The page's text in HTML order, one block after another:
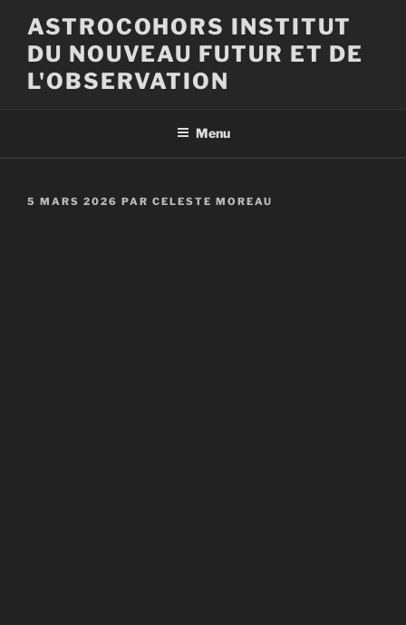
contenu
principal
ASTROCOHORS INSTITUT
DU NOUVEAU FUTUR ET DE
L'OBSERVATION
Menu
PUBLIÉ
5 MARS 2026 PAR CELESTE MOREAU